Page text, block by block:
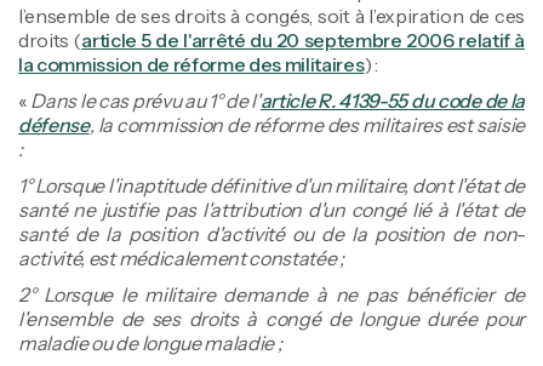
l’ensemble de ses droits à congés, soit à l’expiration de ces
droits (article 5 de l'arrêté du 20 septembre 2006 relatif à
la commission de réforme des militaires) :
« Dans le cas prévu au 1° de l'article R. 4139-55 du code de la
défense, la commission de réforme des militaires est saisie
:
1° Lorsque l'inaptitude définitive d'un militaire, dont l'état de
santé ne justifie pas l'attribution d'un congé lié à l'état de
santé de la position d'activité ou de la position de non-
activité, est médicalement constatée ;
2° Lorsque le militaire demande à ne pas bénéficier de
l'ensemble de ses droits à congé de longue durée pour
maladie ou de longue maladie ;